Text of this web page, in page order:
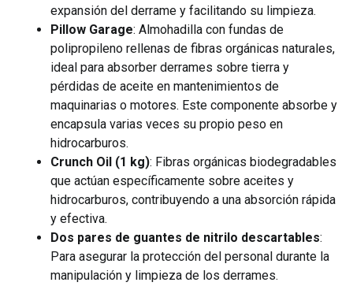
expansión del derrame y facilitando su limpieza.
Pillow Garage: Almohadilla con fundas de
polipropileno rellenas de fibras orgánicas naturales,
ideal para absorber derrames sobre tierra y
pérdidas de aceite en mantenimientos de
maquinarias o motores. Este componente absorbe y
encapsula varias veces su propio peso en
hidrocarburos.
Crunch Oil (1 kg): Fibras orgánicas biodegradables
que actúan específicamente sobre aceites y
hidrocarburos, contribuyendo a una absorción rápida
y efectiva.
Dos pares de guantes de nitrilo descartables:
Para asegurar la protección del personal durante la
manipulación y limpieza de los derrames.